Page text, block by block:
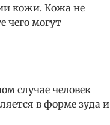
кожи. Кожа не
чего могут
случае человек
в форме зуда и